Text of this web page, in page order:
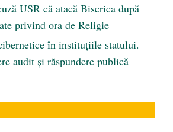
USR că atacă Biserica după
privind ora de Religie
în instituțiile statului.
audit și răspundere publică